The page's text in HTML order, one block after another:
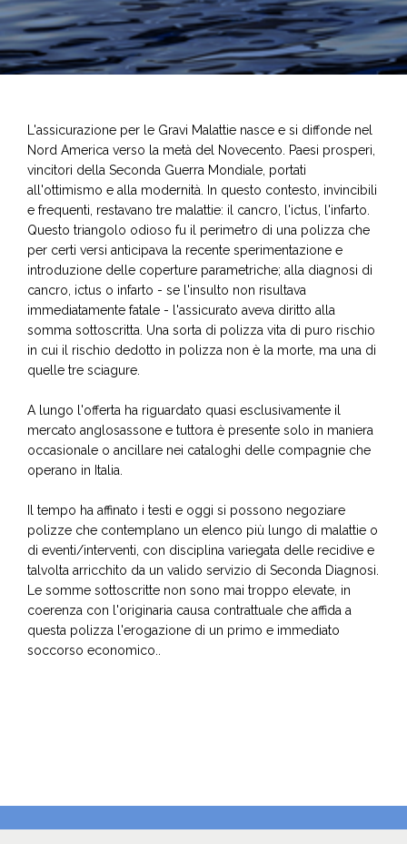
L'assicurazione per le Gravi Malattie nasce e si diffonde nel
Nord America verso la metà del Novecento. Paesi prosperi,
vincitori della Seconda Guerra Mondiale, portati
all'ottimismo e alla modernità. In questo contesto, invincibili
e frequenti, restavano tre malattie: il cancro, l'ictus, l'infarto.
Questo triangolo odioso fu il perimetro di una polizza che
per certi versi anticipava la recente sperimentazione e
introduzione delle coperture parametriche; alla diagnosi di
cancro, ictus o infarto - se l'insulto non risultava
immediatamente fatale - l'assicurato aveva diritto alla
somma sottoscritta. Una sorta di polizza vita di puro rischio
in cui il rischio dedotto in polizza non è la morte, ma una di
quelle tre sciagure.
A lungo l'offerta ha riguardato quasi esclusivamente il
mercato anglosassone e tuttora è presente solo in maniera
occasionale o ancillare nei cataloghi delle compagnie che
operano in Italia.
Il tempo ha affinato i testi e oggi si possono negoziare
polizze che contemplano un elenco più lungo di malattie o
di eventi/interventi, con disciplina variegata delle recidive e
talvolta arricchito da un valido servizio di Seconda Diagnosi.
Le somme sottoscritte non sono mai troppo elevate, in
coerenza con l'originaria causa contrattuale che affida a
questa polizza l'erogazione di un primo e immediato
soccorso economico..